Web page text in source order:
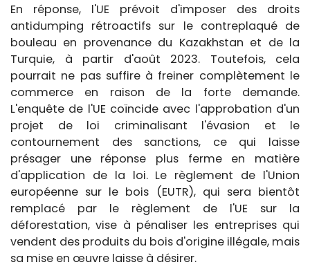
En réponse, l'UE prévoit d'imposer des droits
antidumping rétroactifs sur le contreplaqué de
bouleau en provenance du Kazakhstan et de la
Turquie, à partir d'août 2023. Toutefois, cela
pourrait ne pas suffire à freiner complètement le
commerce en raison de la forte demande.
L'enquête de l'UE coïncide avec l'approbation d'un
projet de loi criminalisant l'évasion et le
contournement des sanctions, ce qui laisse
présager une réponse plus ferme en matière
d'application de la loi. Le règlement de l'Union
européenne sur le bois (EUTR), qui sera bientôt
remplacé par le règlement de l'UE sur la
déforestation, vise à pénaliser les entreprises qui
vendent des produits du bois d'origine illégale, mais
sa mise en œuvre laisse à désirer.